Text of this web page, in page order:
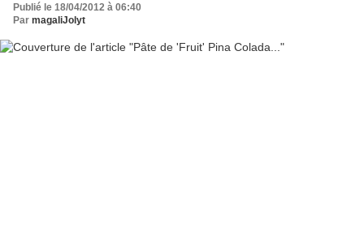
Publié le 18/04/2012 à 06:40
Par magaliJolyt